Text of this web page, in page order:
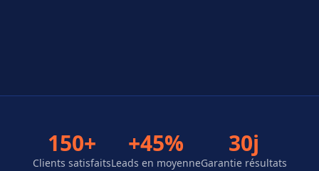
150+
Clients satisfaits
+45%
Leads en moyenne
30j
Garantie résultats